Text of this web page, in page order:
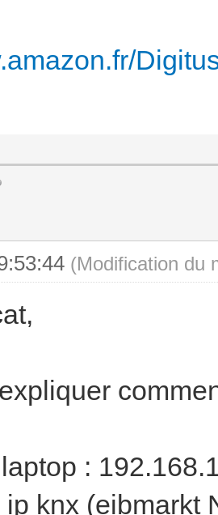
(Modification du
:
knx (eibmarkt